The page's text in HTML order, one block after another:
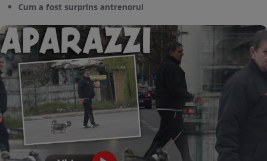
Cum a fost surprins antrenorul